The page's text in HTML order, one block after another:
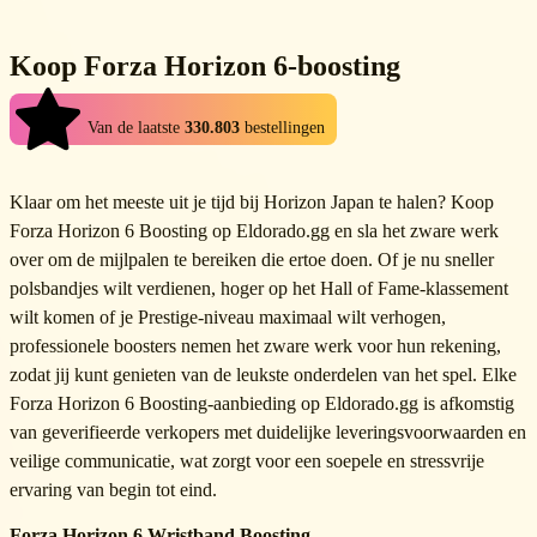
customers.
All boosting service providers are extensively vetted, not only when
it comes to their background, but also when it comes to skills in
particular games to ensure that our quality standards are upheld.
only pay once you accept an offer from a particular booster. The
boosters will provide their price and time estimates and you can
judge for yourself whether its worth the wait.
Be assured that all boosters available on Eldorado are talented
account in the shortest timeframe possible.
your request and provide their estimates regarding its feasibility,
price and time required. Afterwards, you can select any of the
available proposals and figure out the remaining details with the
booster.
boostingdiensten. Andere producten, zoals accounts of items,
moeten worden gekocht in hun respectieve productcategorieën.
Koop Forza Horizon 6-boosting
Van de laatste 330.803 bestellingen
Klaar om het meeste uit je tijd bij Horizon Japan te halen? Koop
Forza Horizon 6 Boosting op Eldorado.gg en sla het zware werk
over om de mijlpalen te bereiken die ertoe doen. Of je nu sneller
polsbandjes wilt verdienen, hoger op het Hall of Fame-klassement
wilt komen of je Prestige-niveau maximaal wilt verhogen,
professionele boosters nemen het zware werk voor hun rekening,
zodat jij kunt genieten van de leukste onderdelen van het spel. Elke
Forza Horizon 6 Boosting-aanbieding op Eldorado.gg is afkomstig
van geverifieerde verkopers met duidelijke leveringsvoorwaarden en
veilige communicatie, wat zorgt voor een soepele en stressvrije
ervaring van begin tot eind.